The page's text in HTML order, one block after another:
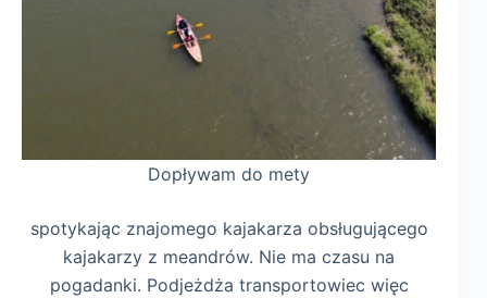
Dopływam do mety
spotykając znajomego kajakarza obsługującego
kajakarzy z meandrów. Nie ma czasu na
pogadanki. Podjeżdża transportowiec więc